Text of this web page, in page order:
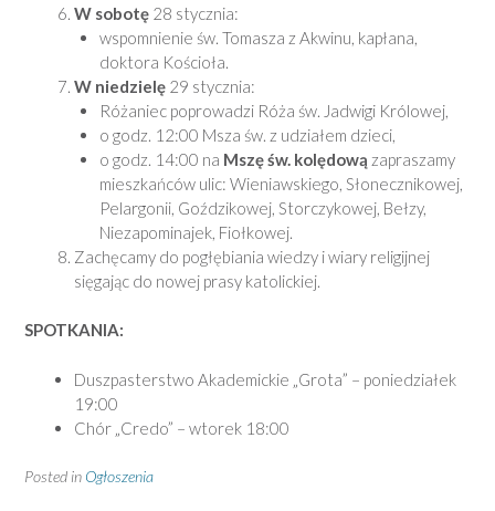
W sobotę 28 stycznia:
wspomnienie św. Tomasza z Akwinu, kapłana,
doktora Kościoła.
W niedzielę 29 stycznia:
Różaniec poprowadzi Róża św. Jadwigi Królowej,
o godz. 12:00 Msza św. z udziałem dzieci,
o godz. 14:00 na Mszę św. kolędową zapraszamy
mieszkańców ulic: Wieniawskiego, Słonecznikowej,
Pelargonii, Goździkowej, Storczykowej, Bełzy,
Niezapominajek, Fiołkowej.
Zachęcamy do pogłębiania wiedzy i wiary religijnej
sięgając do nowej prasy katolickiej.
SPOTKANIA:
Duszpasterstwo Akademickie „Grota” – poniedziałek
19:00
Chór „Credo” – wtorek 18:00
Posted in Ogłoszenia